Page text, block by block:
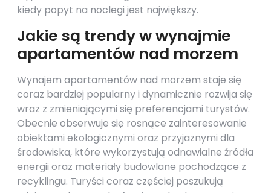
kiedy popyt na noclegi jest największy.
Jakie są trendy w wynajmie
apartamentów nad morzem
Wynajem apartamentów nad morzem staje się
coraz bardziej popularny i dynamicznie rozwija się
wraz z zmieniającymi się preferencjami turystów.
Obecnie obserwuje się rosnące zainteresowanie
obiektami ekologicznymi oraz przyjaznymi dla
środowiska, które wykorzystują odnawialne źródła
energii oraz materiały budowlane pochodzące z
recyklingu. Turyści coraz częściej poszukują